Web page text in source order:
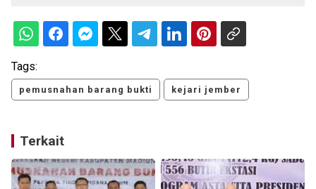
Tags:
pemusnahan barang bukti kejari jember
Terkait